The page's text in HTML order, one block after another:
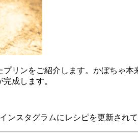
リンをご紹介します。かぼちゃ
成します。
スタグラムにレシピを更新され